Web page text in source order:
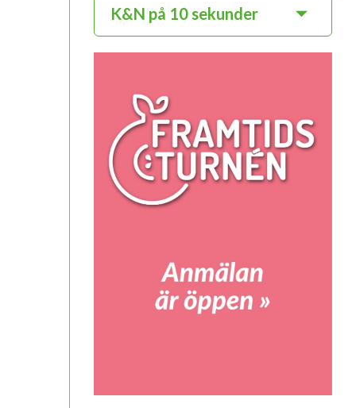
K&N på 10 sekunder
Sveriges viktigaste, anser vi
Ledarna